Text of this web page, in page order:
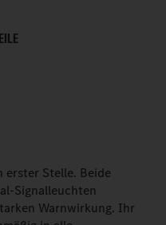
erster Stelle. Beide
Signalleuchten
Warnwirkung. Ihr